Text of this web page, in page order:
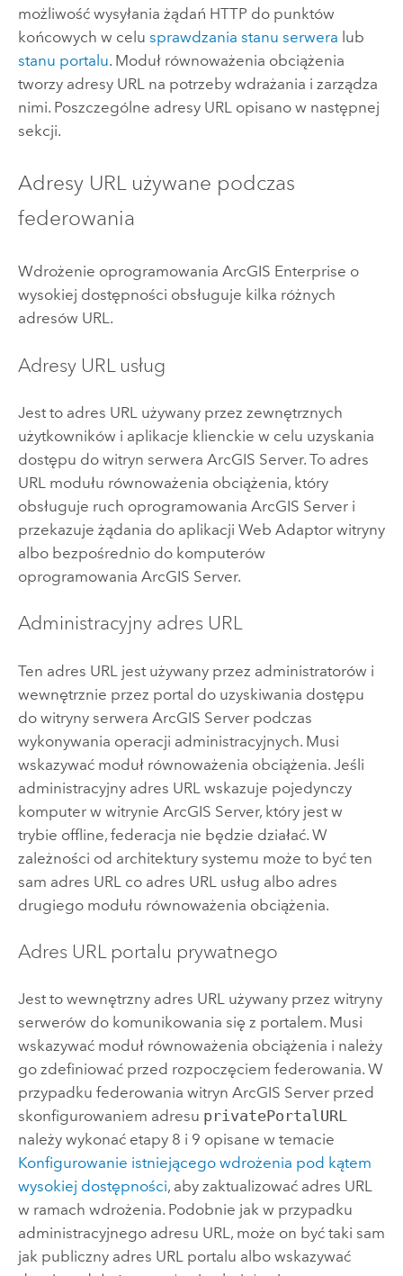
możliwość wysyłania żądań HTTP do punktów
końcowych w celu sprawdzania stanu serwera lub
stanu portalu. Moduł równoważenia obciążenia
tworzy adresy URL na potrzeby wdrażania i zarządza
nimi. Poszczególne adresy URL opisano w następnej
sekcji.
Adresy URL używane podczas
federowania
Wdrożenie oprogramowania ArcGIS Enterprise o
wysokiej dostępności obsługuje kilka różnych
adresów URL.
Adresy URL usług
Jest to adres URL używany przez zewnętrznych
użytkowników i aplikacje klienckie w celu uzyskania
dostępu do witryn serwera ArcGIS Server. To adres
URL modułu równoważenia obciążenia, który
obsługuje ruch oprogramowania ArcGIS Serveri
przekazuje żądania do aplikacji Web Adaptorwitryny
albo bezpośrednio do komputerów
oprogramowania ArcGIS Server.
Administracyjny adres URL
Ten adres URL jest używany przez administratorów i
wewnętrznie przez portal do uzyskiwania dostępu
do witryny serwera ArcGIS Serverpodczas
wykonywania operacji administracyjnych. Musi
wskazywać moduł równoważenia obciążenia. Jeśli
administracyjny adres URL wskazuje pojedynczy
komputer w witrynie ArcGIS Server, który jest w
trybie offline, federacja nie będzie działać. W
zależności od architektury systemu może to być ten
sam adres URL co adres URL usług albo adres
drugiego modułu równoważenia obciążenia.
Adres URL portalu prywatnego
Jest to wewnętrzny adres URL używany przez witryny
serwerów do komunikowania się z portalem. Musi
wskazywać moduł równoważenia obciążenia i należy
go zdefiniować przed rozpoczęciem federowania. W
przypadku federowania witryn ArcGIS Serverprzed
skonfigurowaniem adresu privatePortalURL
należy wykonać etapy 8 i 9 opisane w temacie
Konfigurowanie istniejącego wdrożenia pod kątem
wysokiej dostępności, aby zaktualizować adres URL
w ramach wdrożenia. Podobnie jak w przypadku
administracyjnego adresu URL, może on być taki sam
jak publiczny adres URL portalu albo wskazywać